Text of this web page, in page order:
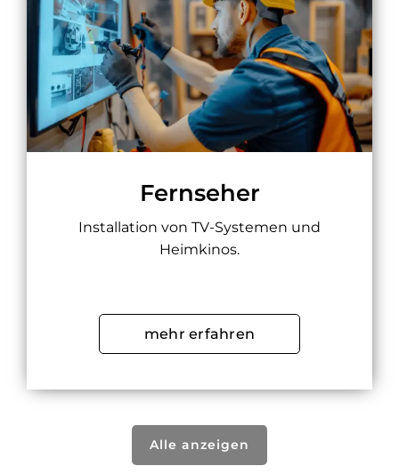
Fernseher
Installation von TV-Systemen und
Heimkinos.
mehr erfahren
Alle anzeigen